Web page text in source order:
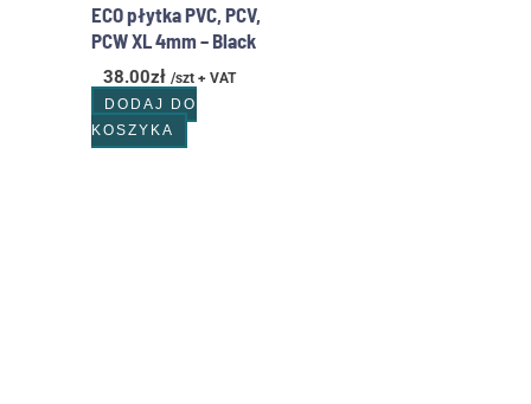
ECO płytka PVC, PCV,
PCW XL 4mm – Black
38.00zł /szt + VAT
DODAJ DO
KOSZYKA